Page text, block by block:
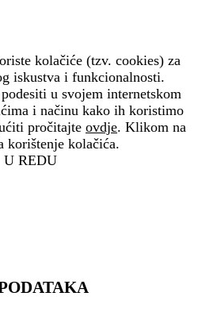
kolačiće (tzv. cookies) za
iskustva i funkcionalnosti.
u svojem internetskom
i načinu kako ih koristimo
pročitajte ovdje. Klikom na
korištenje kolačića.
U REDU